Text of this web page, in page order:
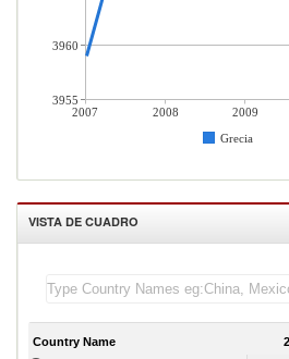
2007 2008 2009
Grecia
3960
3955
VISTA DE CUADRO
Country Name